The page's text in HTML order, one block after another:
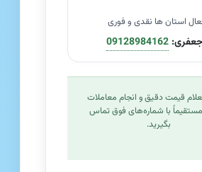
استان ها نقدی و فوری
09128984162
قیمت دقیق و انجام معاملات
مستقیماً با شماره‌های فوق تماس
بگیرید.